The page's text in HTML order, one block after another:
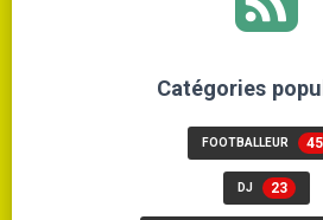
Catégories
FOOTBALLEUR 45
DJ 23